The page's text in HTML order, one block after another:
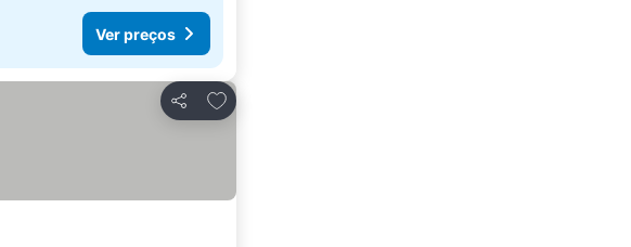
Ver preços
Partilhar
Adicionar aos favoritos